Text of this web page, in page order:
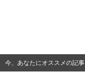
今、あなたにオススメの記事